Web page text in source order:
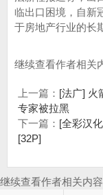
临出口困境，自新
于房地产行业的长
继续查看作者相关
上一篇： [法广] 火
专家被拉黑
下一篇： [全彩汉
[32P]
继续查看作者相关内容